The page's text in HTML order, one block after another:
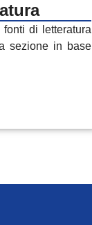
di letteratura
sezione in base